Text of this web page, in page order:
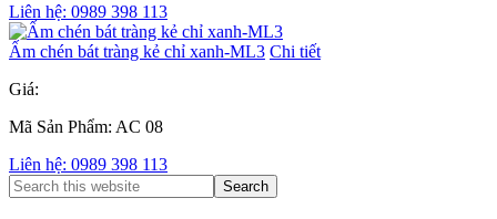
Liên hệ: 0989 398 113
Ấm chén bát tràng kẻ chỉ xanh-ML3 Chi tiết
Giá:
Mã Sản Phẩm: AC 08
Liên hệ: 0989 398 113